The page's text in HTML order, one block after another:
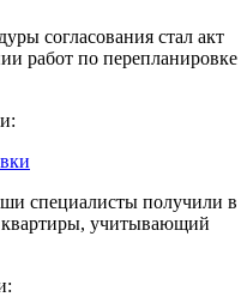
согласования стал акт
работ по перепланировке
специалисты получили в
учитывающий